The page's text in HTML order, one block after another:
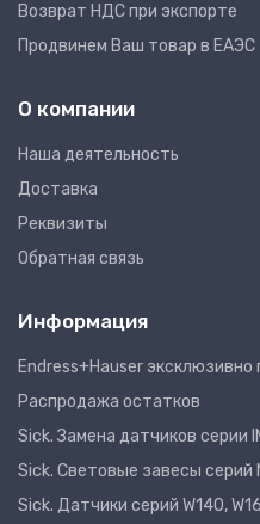
Возврат НДС при экспорте
Продвинем Ваш товар в ЕАЭС
О компании
Наша деятельность
Доставка
Реквизиты
Обратная связь
Информация
Endress+Hauser
Распродажа остатков
Sick. Замена датчиков серии
Sick. Световые завесы серий
Sick. Датчики серий W140,